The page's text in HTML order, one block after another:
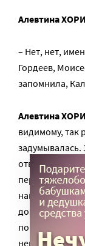
Алевтина
– Нет, нет,
Гордеев,
запомнила,
Алевтина
видимому, так
задумывалась.
отвечать
перед Богом
нам еще, а вам
дознаватель. А
понимаете,
неприкасаемы,